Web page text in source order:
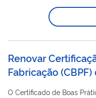
atestando que
Boas Práticas de
de Armazenagem
serviço, a empresa
Renovar
Fabricação
O Certificado de Boas